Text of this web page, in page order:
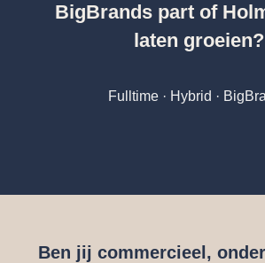
BigBrands part of
laten groeien?
Fulltime · Hybrid ·
Ben jij commercieel,